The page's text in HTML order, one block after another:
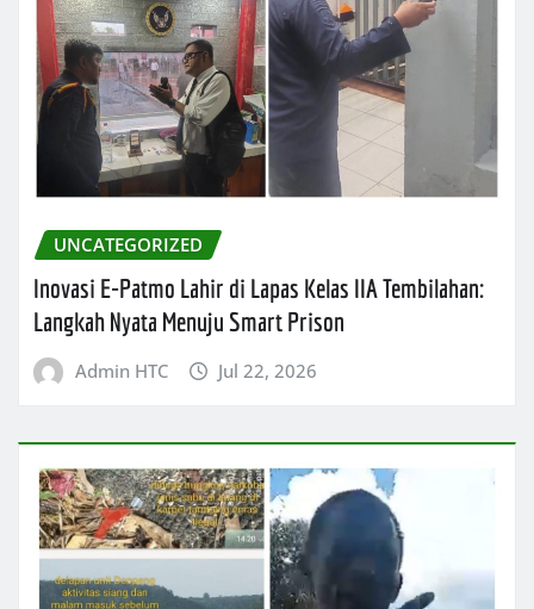
UNCATEGORIZED
Inovasi E-Patmo Lahir di Lapas Kelas IIA Tembilahan:
Langkah Nyata Menuju Smart Prison
Admin HTC Jul 22, 2026